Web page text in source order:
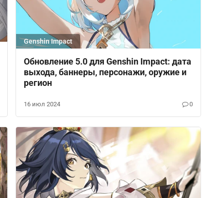
Genshin Impact
Обновление 5.0 для Genshin Impact: дата
выхода, баннеры, персонажи, оружие и
регион
16 июл 2024 0